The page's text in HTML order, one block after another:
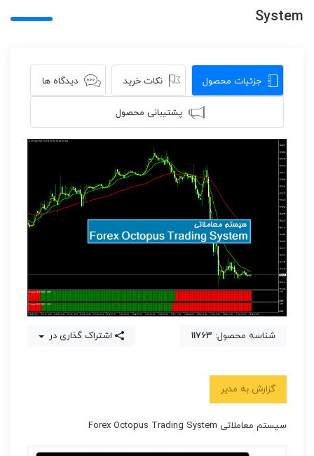
System
جزئیات محصول نکات خرید دیدگاه ها
پشتیبانی محصول
شناسه محصول: 11763 اشتراک گذاری در
گزارش به مدیر
سیستم معاملاتی Forex Octopus Trading System